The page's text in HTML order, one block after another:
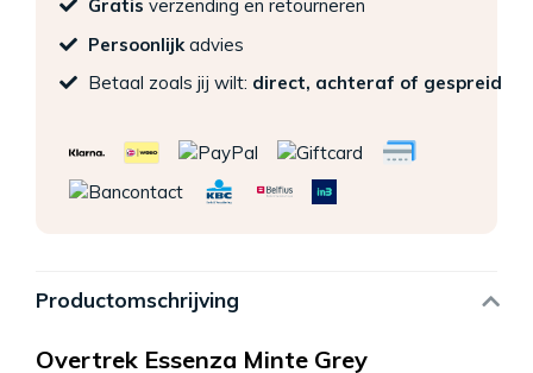
Gratis verzending en retourneren
Persoonlijk advies
Betaal zoals jij wilt: direct, achteraf of gespreid
Productomschrijving
Overtrek Essenza Minte Grey